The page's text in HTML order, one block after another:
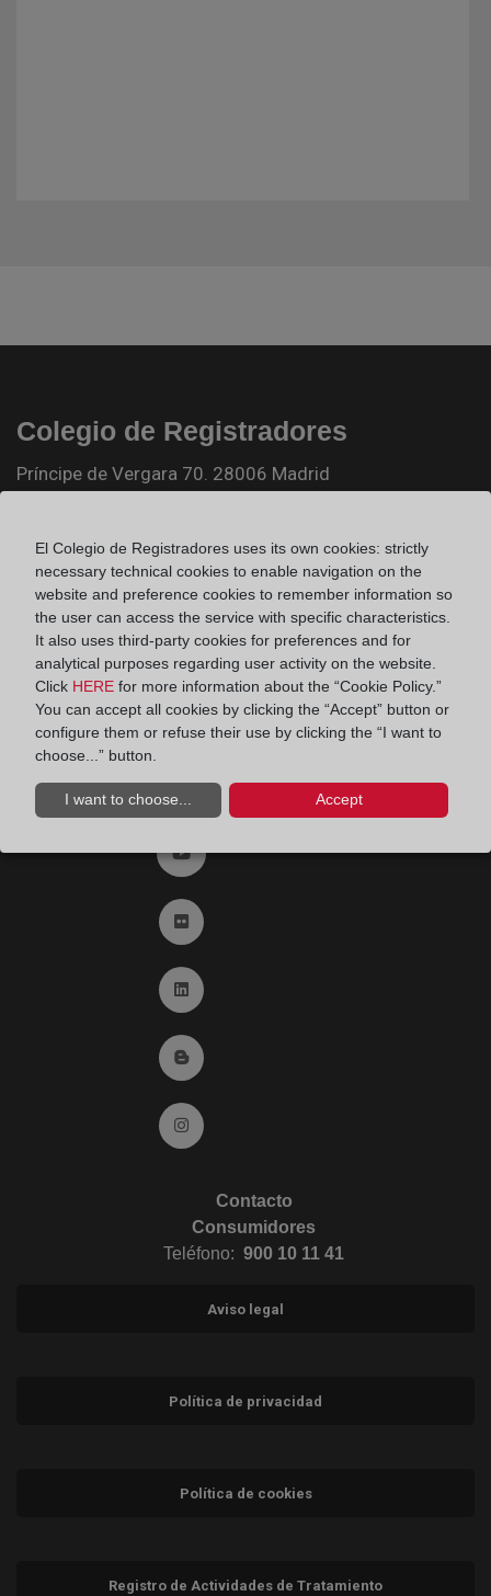
Colegio de Registradores
Príncipe de Vergara 70. 28006 Madrid
Fax:91 564 11 59
Email:contacto@registradores.org
Registro de entrada del Colegio de registradores
Ir a facebook (abre en ventana nueva)
Ir a twitter (abre en ventana nueva)
Ir a YouTube (abre en ventana nueva)
Ir a Flickr (abre en ventana nueva)
Ir a Linkedin (abre en ventana nueva)
Ir al Blog (abre en ventana nueva)
Ir a Instagram (abre en ventana nueva)
Contacto
Consumidores
Teléfono: 900 10 11 41
Aviso legal
Política de privacidad
Política de cookies
Registro de Actividades de Tratamiento
El Colegio de Registradores uses its own cookies: strictly
necessary technical cookies to enable navigation on the
website and preference cookies to remember information so
the user can access the service with specific characteristics.
It also uses third-party cookies for preferences and for
analytical purposes regarding user activity on the website.
Click HERE for more information about the “Cookie Policy.”
You can accept all cookies by clicking the “Accept” button or
configure them or refuse their use by clicking the “I want to
choose...” button.
I want to choose... Accept